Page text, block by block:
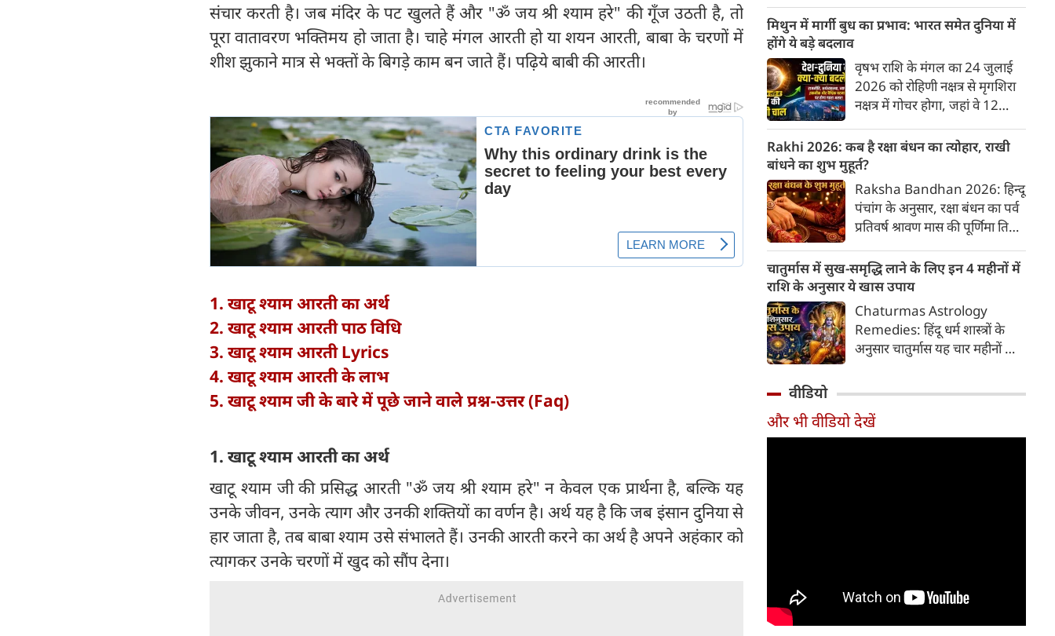
संचार करती है। जब मंदिर के पट खुलते हैं और "ॐ जय श्री श्याम हरे" की गूँज उठती है, तो
पूरा वातावरण भक्तिमय हो जाता है। चाहे मंगल आरती हो या शयन आरती, बाबा के चरणों में
शीश झुकाने मात्र से भक्तों के बिगड़े काम बन जाते हैं। पढ़िये बाबी की आरती।
1. खाटू श्याम आरती का अर्थ
2. खाटू श्याम आरती पाठ विधि
3. खाटू श्याम आरती Lyrics
4. खाटू श्याम आरती के लाभ
5. खाटू श्याम जी के बारे में पूछे जाने वाले प्रश्न-उत्तर (Faq)
1. खाटू श्याम आरती का अर्थ
खाटू श्याम जी की प्रसिद्ध आरती "ॐ जय श्री श्याम हरे" न केवल एक प्रार्थना है, बल्कि यह
उनके जीवन, उनके त्याग और उनकी शक्तियों का वर्णन है। अर्थ यह है कि जब इंसान दुनिया से
हार जाता है, तब बाबा श्याम उसे संभालते हैं। उनकी आरती करने का अर्थ है अपने अहंकार को
त्यागकर उनके चरणों में खुद को सौंप देना।
जाए। वे एक ऐसा सार्वभौमिक सत्य
खोजना चाहते थे, जिस पर कोई भी
प्रश्नचिह्न न लगा सके। इसी विचार ने
बुद्धिवाद (Rationalism) की नींव
रखी। आइए, देकार्त के इस अद्भुत
दार्शनिक चिंतन के 4 प्रमुख स्तंभों को
गहराई से समझते हैं।
मिथुन में मार्गी बुध का प्रभाव: भारत समेत दुनिया में
होंगे ये बड़े बदलाव
वृषभ राशि के मंगल का 24 जुलाई
2026 को रोहिणी नक्षत्र से मृगशिरा
नक्षत्र में गोचर होगा, जहां वे 12
में एक बड़ा हलचल भरा मोड़ आ चुका
है- बुध ग्रह अपनी ही प्रिय राशि मिथुन
में सीधे (मार्गी) चलने लगे हैं। अब जब
बुद्धि और संवाद का कारक ग्रह सीधी
चाल चलेगा, तो जाहिर है आपकी
सोच, बातचीत और फैसलों की रफ्तार
भी बदल जाएगी।
Rakhi 2026: कब है रक्षा बंधन का त्योहार, राखी
बांधने का शुभ मुहूर्त?
Raksha Bandhan 2026: हिन्दू
पंचांग के अनुसार, रक्षा बंधन का पर्व
प्रतिवर्ष श्रावण मास की पूर्णिमा तिथि
में इसे मिठास और खुशियों का उत्सव
माना गया है। यह भाई-बहन के प्रेम
का पावन पर्व है। यहां जानें रक्षा बंधन
2026 कब है? जानें रक्षा बंधन
2026 की तारीख...
चातुर्मास में सुख-समृद्धि लाने के लिए इन 4 महीनों में
राशि के अनुसार ये खास उपाय
Chaturmas Astrology
Remedies: हिंदू धर्म शास्त्रों के
अनुसार चातुर्मास यह चार महीनों का
आप अपनी राशि के अनुसार चातुर्मास
में कुछ विशेष उपाय करते हैं, तो
वीडियो
और भी वीडियो देखें